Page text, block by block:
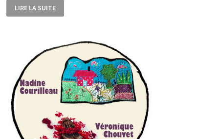
APRÈS-
MIDI
JEUX
LIRE LA SUITE